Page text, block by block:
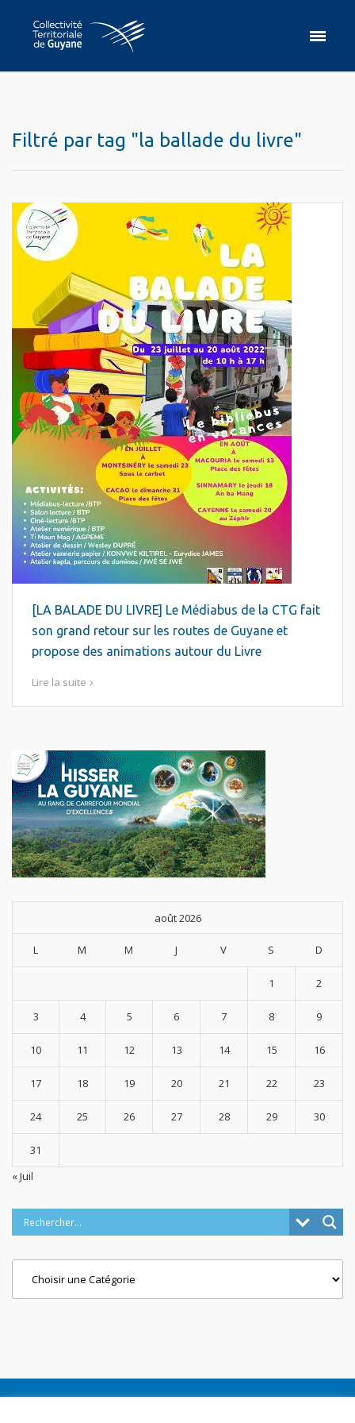
Filtré par tag "la ballade du livre"
[LA BALADE DU LIVRE] Le Médiabus de la CTG fait
son grand retour sur les routes de Guyane et
propose des animations autour du Livre
Lire la suite
août 2026
L M M J V S D
1 2
3 4 5 6 7 8 9
10 11 12 13 14 15 16
17 18 19 20 21 22 23
24 25 26 27 28 29 30
31
« Juil